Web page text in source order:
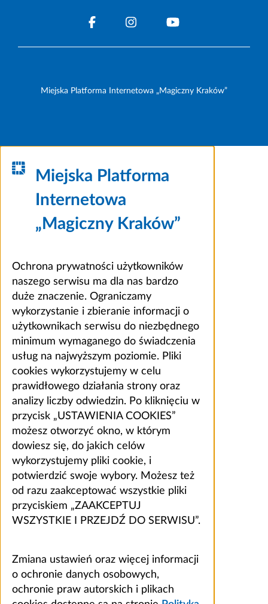
Miejska Platforma Internetowa „Magiczny Kraków”
Miejska Platforma
Internetowa
„Magiczny Kraków”
Ochrona prywatności użytkowników
naszego serwisu ma dla nas bardzo
duże znaczenie. Ograniczamy
wykorzystanie i zbieranie informacji o
użytkownikach serwisu do niezbędnego
minimum wymaganego do świadczenia
usług na najwyższym poziomie. Pliki
cookies wykorzystujemy w celu
prawidłowego działania strony oraz
analizy liczby odwiedzin. Po kliknięciu w
przycisk „USTAWIENIA COOKIES”
możesz otworzyć okno, w którym
dowiesz się, do jakich celów
wykorzystujemy pliki cookie, i
potwierdzić swoje wybory. Możesz też
od razu zaakceptować wszystkie pliki
przyciskiem „ZAAKCEPTUJ
WSZYSTKIE I PRZEJDŹ DO SERWISU”.
Zmiana ustawień oraz więcej informacji
o ochronie danych osobowych,
ochronie praw autorskich i plikach